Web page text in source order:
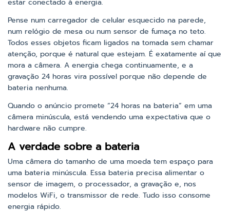
estar conectado à energia.
Pense num carregador de celular esquecido na parede,
num relógio de mesa ou num sensor de fumaça no teto.
Todos esses objetos ficam ligados na tomada sem chamar
atenção, porque é natural que estejam. É exatamente aí que
mora a câmera. A energia chega continuamente, e a
gravação 24 horas vira possível porque não depende de
bateria nenhuma.
Quando o anúncio promete “24 horas na bateria” em uma
câmera minúscula, está vendendo uma expectativa que o
hardware não cumpre.
A verdade sobre a bateria
Uma câmera do tamanho de uma moeda tem espaço para
uma bateria minúscula. Essa bateria precisa alimentar o
sensor de imagem, o processador, a gravação e, nos
modelos WiFi, o transmissor de rede. Tudo isso consome
energia rápido.